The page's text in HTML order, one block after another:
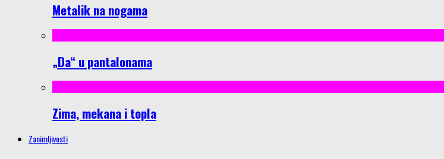
Metalik na nogama
„Da“ u pantalonama
Zima, mekana i topla
Zanimljivosti